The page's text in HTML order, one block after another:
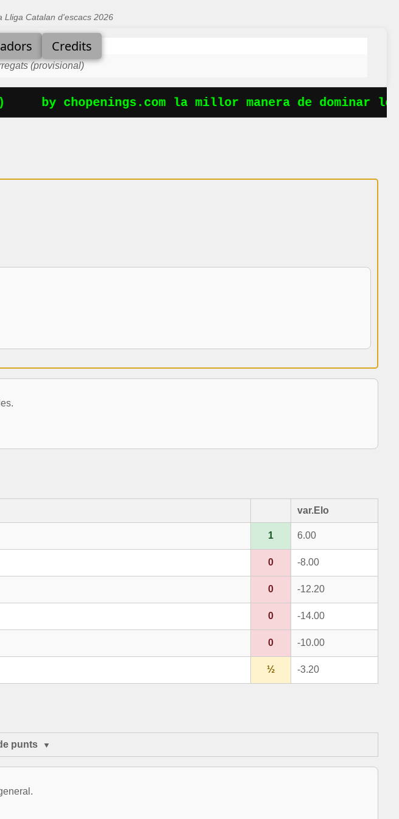
Lliga Catalan d'escacs 2026
Credits
(provisional)
by chopenings.com la millor manera de dominar les
var.Elo
1 6.00
0 -8.00
0 -12.20
0 -14.00
0 -10.00
½ -3.20
punts